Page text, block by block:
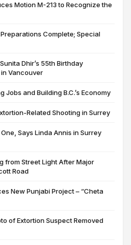
Motion M-213 to Recognize the
Complete; Special
Dhir’s 55th Birthday
Vancouver
Jobs and Building B.C.’s Economy
Related Shooting in Surrey
Says Linda Annis in Surrey
from Street Light After Major
Road
New Punjabi Project – “Cheta
of Extortion Suspect Removed